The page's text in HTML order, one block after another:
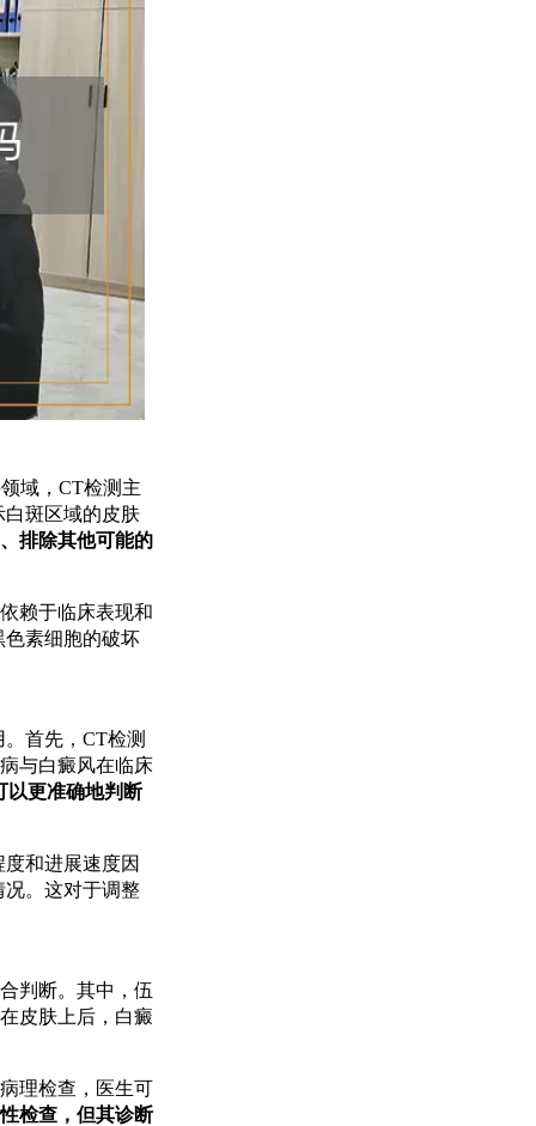
域，CT检测主
斑区域的皮肤
排除其他可能的
赖于临床表现和
素细胞的破坏
首先，CT检测
与白癜风在临床
以更准确地判断
和进展速度因
。这对于调整
判断。其中，伍
皮肤上后，白癜
理检查，医生可
检查，但其诊断